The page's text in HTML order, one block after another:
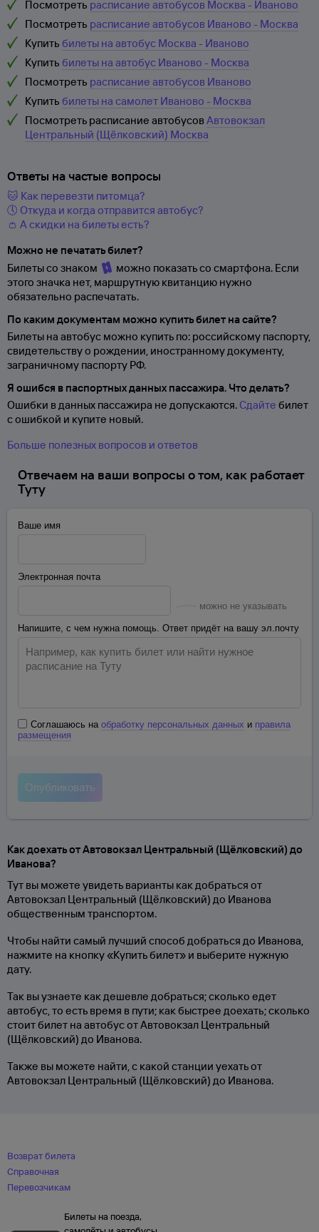
Посмотреть расписание автобусов Москва - Иваново
Посмотреть расписание автобусов Иваново - Москва
Купить билеты на автобус Москва - Иваново
Купить билеты на автобус Иваново - Москва
Посмотреть расписание автобусов Иваново
Купить билеты на самолет Иваново - Москва
Посмотреть расписание автобусовАвтовокзал
Центральный (Щёлковский) Москва
Ответы на частые вопросы
🐱 Как перевезти питомца?
🕔 Откуда и когда отправится автобус?
👛 А скидки на билеты есть?
Можно не печатать билет?
Билеты со знаком
можно показать со смартфона. Если
этого значка нет, маршрутную квитанцию нужно
обязательно распечатать.
По каким документам можно купить билет на сайте?
Билеты на автобус можно купить по: российскому паспорту,
свидетельству о рождении, иностранному документу,
заграничному паспорту РФ.
Я ошибся в паспортных данных пассажира. Что делать?
Ошибки в данных пассажира не допускаются. Сдайте билет
с ошибкой и купите новый.
Больше полезных вопросов и ответов
Отвечаем на ваши вопросы о том, как работает
Туту
Ваше имя
Электронная почта
можно не указывать
Напишите, с чем нужна помощь. Ответ придёт на вашу эл.почту
Соглашаюсь на обработку персональных данных и правила
размещения
Как доехать от Автовокзал Центральный (Щёлковский) до
Иванова?
Тут вы можете увидеть варианты как добраться от
Автовокзал Центральный (Щёлковский) до Иванова
общественным транспортом.
Чтобы найти самый лучший способ добраться до Иванова,
нажмите на кнопку «Купить билет» и выберите нужную
дату.
Так вы узнаете как дешевле добраться; сколько едет
автобус, то есть время в пути; как быстрее доехать; сколько
стоит билет на автобус от Автовокзал Центральный
(Щёлковский) до Иванова.
Также вы можете найти, с какой станции уехать от
Автовокзал Центральный (Щёлковский) до Иванова.
Возврат билета
Справочная
Перевозчикам
Билеты на поезда,